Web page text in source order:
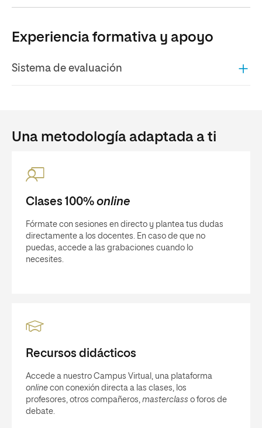
Experiencia formativa y apoyo
Sistema de evaluación
Una metodología adaptada a ti
Clases 100% online
Fórmate con sesiones en directo y plantea tus dudas
directamente a los docentes. En caso de que no
puedas, accede a las grabaciones cuando lo
necesites.
Recursos didácticos
Accede a nuestro Campus Virtual, una plataforma
online con conexión directa a las clases, los
profesores, otros compañeros, masterclass o foros de
debate.